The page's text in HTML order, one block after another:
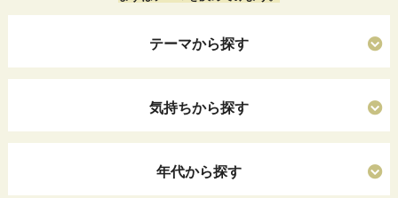
テーマから探す
気持ちから探す
年代から探す